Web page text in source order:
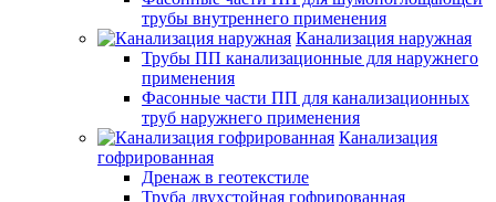
трубы внутреннего применения
Канализация наружная
Трубы ПП канализационные для наружнего
применения
Фасонные части ПП для канализационных
труб наружнего применения
Канализация
гофрированная
Дренаж в геотекстиле
Труба двухстойная гофрированная